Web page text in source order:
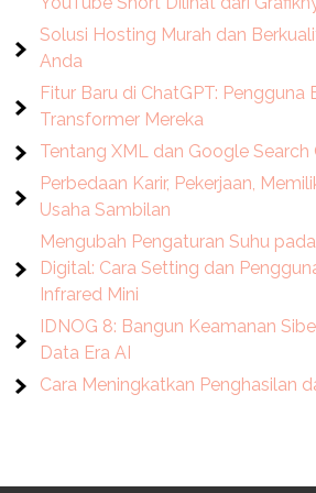
Solusi Hosting Murah dan
Anda
Fitur Baru di ChatGPT: Pengguna
Transformer Mereka
Tentang XML dan Google Search
Perbedaan Karir, Pekerjaan,
Usaha Sambilan
Mengubah Pengaturan Suhu
Digital: Cara Setting dan
Infrared Mini
IDNOG 8: Bangun Keamanan
Data Era AI
Cara Meningkatkan Penghasilan